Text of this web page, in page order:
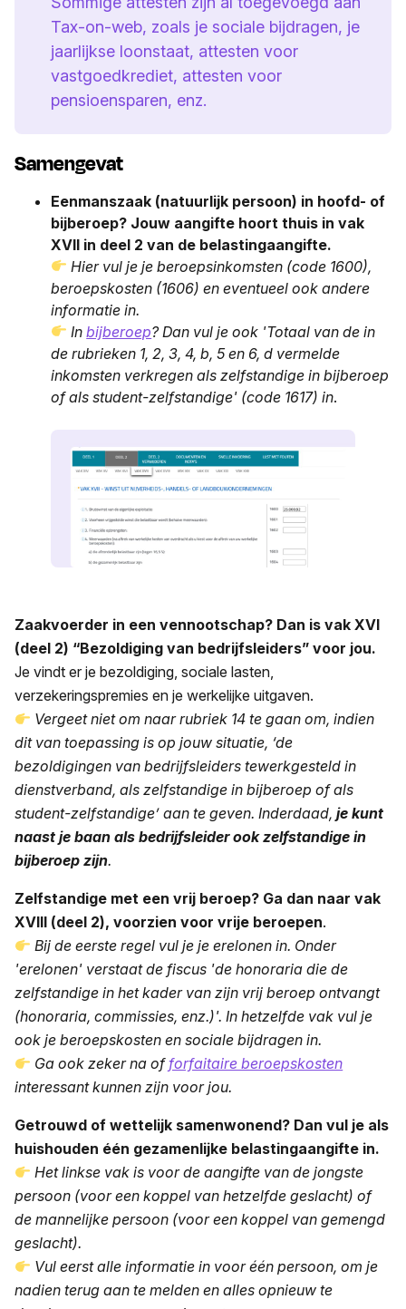
Tax-on-web, zoals je sociale bijdragen, je
jaarlijkse loonstaat, attesten voor
vastgoedkrediet, attesten voor
pensioensparen, enz.
Samengevat
Eenmanszaak (natuurlijk persoon) in hoofd- of
bijberoep? Jouw aangifte hoort thuis in vak
XVII in deel 2 van de belastingaangifte.
Hier vul je je beroepsinkomsten (code 1600),
beroepskosten (1606) en eventueel ook andere
informatie in.
Inbijberoep? Dan vul je ook 'Totaal van de in
de rubrieken 1, 2, 3, 4, b, 5 en 6, d vermelde
inkomsten verkregen als zelfstandige in bijberoep
of als student-zelfstandige' (code 1617) in.
Zaakvoerder in een vennootschap? Dan is vak XVI
(deel 2) “Bezoldiging van bedrijfsleiders” voor jou.
Je vindt er je bezoldiging, sociale lasten,
verzekeringspremies en je werkelijke uitgaven.
Vergeet niet om naar rubriek 14 te gaan om, indien
dit van toepassing is op jouw situatie, ‘de
bezoldigingen van bedrijfsleiders tewerkgesteld in
dienstverband, als zelfstandige in bijberoep of als
student-zelfstandige’ aan te geven. Inderdaad, je kunt
naast je baan als bedrijfsleider ook zelfstandige in
bijberoep zijn.
Zelfstandige met een vrij beroep? Ga dan naar vak
XVIII (deel 2), voorzien voor vrije beroepen.
Bij de eerste regel vul je je erelonen in. Onder
'erelonen' verstaat de fiscus 'de honoraria die de
zelfstandige in het kader van zijn vrij beroep ontvangt
(honoraria, commissies, enz.)'. In hetzelfde vak vul je
ook je beroepskosten en sociale bijdragen in.
Ga ook zeker na offorfaitaire beroepskosten
interessant kunnen zijn voor jou.
Getrouwd of wettelijk samenwonend? Dan vul je als
huishouden één gezamenlijke belastingaangifte in.
Het linkse vak is voor de aangifte van de jongste
persoon (voor een koppel van hetzelfde geslacht) of
de mannelijke persoon (voor een koppel van gemengd
geslacht).
Vul eerst alle informatie in voor één persoon, om je
nadien terug aan te melden en alles opnieuw te